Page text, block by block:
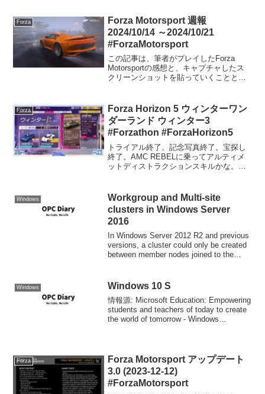
Forza
Forza Motorsport 週報
2024/10/14 ～2024/10/21
#ForzaMotorsport
この記事は、筆者がプレイしたForza
Motorsportの感想と、キャプチャしたス
クリーンショットを貼っていくことと、
5のForzathon記事と同...
Forza
Forza Horizon 5 ウィンターワン
ダーランド ウィンター3
#Forzathon #ForzaHorizon5
トライアル終了。記念写真終了。宝探し
終了。AMC REBELに乗ってアルティメ
ットディストラクションスキルかな。本
はず。今週のノルマ、2022 Subaru BRZ
ゲ...
Windows
Workgroup and Multi-site
clusters in Windows Server
2016
In Windows Server 2012 R2 and previous
versions, a cluster could only be created
between member nodes joined to the
Windows Windows 10 S
情報源: Microsoft Education: Empowering
students and teachers of today to create
the world of tomorrow - Windows
Forza
Forza Motorsport アップデート
3.0 (2023-12-12)
#ForzaMotorsport